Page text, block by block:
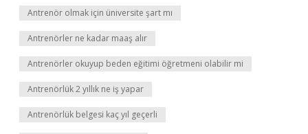
Antrenör olmak için üniversite şart mı
Antrenörler ne kadar maaş alır
Antrenörler okuyup beden eğitimi öğretmeni olabilir mi
Antrenörlük 2 yıllık ne iş yapar
Antrenörlük belgesi kaç yıl geçerli